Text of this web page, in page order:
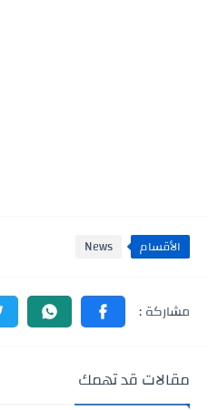
الأقسام News
مقالات قد تهمك